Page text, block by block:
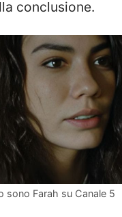
conclusione.
sono Farah su Canale 5